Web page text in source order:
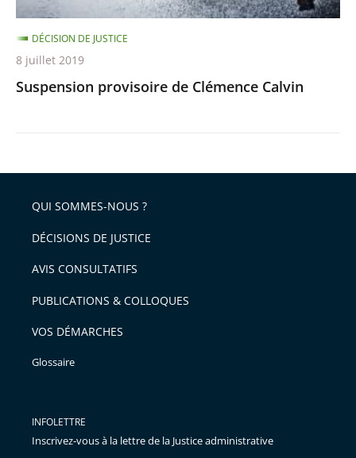
Suspension provisoire de Clémence Calvin
DÉCISION DE JUSTICE
8 juillet 2019
QUI SOMMES-NOUS ?
DÉCISIONS DE JUSTICE
AVIS CONSULTATIFS
PUBLICATIONS & COLLOQUES
VOS DÉMARCHES
Glossaire
INFOLETTRE
Inscrivez-vous à la lettre de la Justice administrative